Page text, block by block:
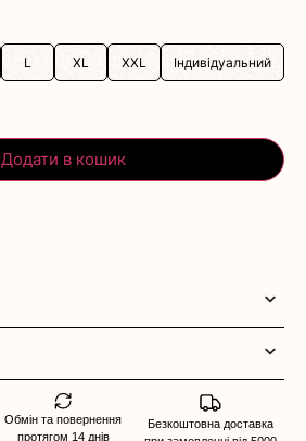
L XL XXL Індивідуальний
Додати в кошик
Обмін та повернення
протягом 14 днів
Безкоштовна доставка